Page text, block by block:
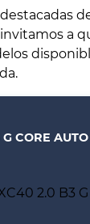
a
CORE AUTO